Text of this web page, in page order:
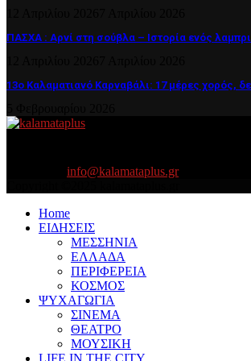
ΠΑΣΧΑ : Αρνί στη σούβλα – Ιστορία ενός
13ο Καλαματιανό Καρναβάλι: 17 μέρες χορός,
info@kalamataplus.gr
Home
ΕΙΔΗΣΕΙΣ
ΜΕΣΣΗΝΙΑ
ΕΛΛΑΔΑ
ΠΕΡΙΦΕΡΕΙΑ
ΚΟΣΜΟΣ
ΨΥΧΑΓΩΓΙΑ
ΣΙΝΕΜΑ
ΘΕΑΤΡΟ
ΜΟΥΣΙΚΗ
LIFE IN THE CITY